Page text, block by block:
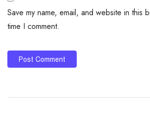
Save my name, email, and website in this
time I comment.